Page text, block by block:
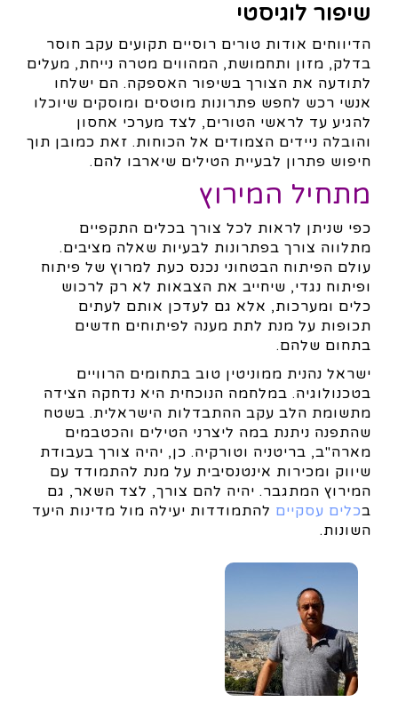
שיפור לוגיסטי
הדיווחים אודות טורים רוסיים תקועים עקב חוסר
בדלק, מזון ותחמושת, המהווים מטרה נייחת, מעלים
לתודעה את הצורך בשיפור האספקה. הם ישלחו
אנשי רכש לחפש פתרונות מוטסים ומוסקים שיוכלו
להגיע עד לראשי הטורים, לצד מערכי אחסון
והובלה ניידים הצמודים אל הכוחות. זאת כמובן תוך
חיפוש פתרון לבעיית הטילים שיארבו להם.
מתחיל המירוץ
כפי שניתן לראות לכל צורך בכלים התקפיים
מתלווה צורך בפתרונות לבעיות שאלה מציבים.
עולם הפיתוח הבטחוני נכנס כעת למרוץ של פיתוח
ופיתוח נגדי, שיחייב את הצבאות לא רק לרכוש
כלים ומערכות, אלא גם לעדכן אותם לעתים
תכופות על מנת לתת מענה לפיתוחים חדשים
בתחום שלהם.
ישראל נהנית ממוניטין טוב בתחומים הרוויים
בטכנולוגיה. במלחמה הנוכחית היא נדחקה הצידה
מתשומת הלב עקב ההתבדלות הישראלית. בשטח
שהתפנה ניתנת במה ליצרני הטילים והכטבמים
מארה"ב, בריטניה וטורקיה. כן, יהיה צורך בעבודת
שיווק ומכירות אינטנסיבית על מנת להתמודד עם
המירוץ המתגבר. יהיה להם צורך, לצד השאר, גם
בכלים עסקיים להתמודדות יעילה מול מדינות היעד
השונות.